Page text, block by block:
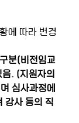
에 따라 변경
분(비전임교
. (지원자의
심사과정에
강사 등의 직